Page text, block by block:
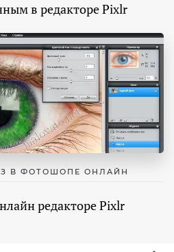
в редакторе Pixlr
В ФОТОШОПЕ ОНЛАЙН
редакторе Pixlr